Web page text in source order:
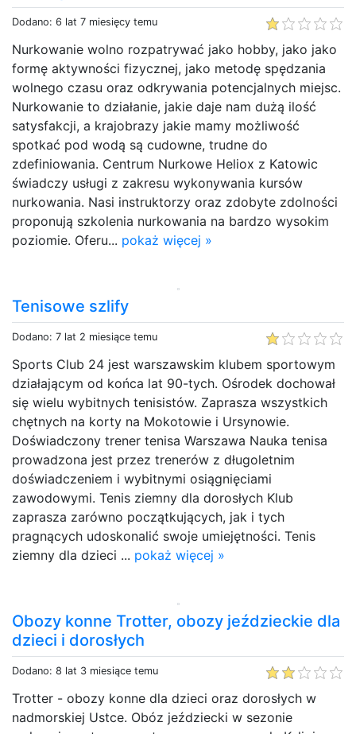
Dodano: 6 lat 7 miesięcy temu
Nurkowanie wolno rozpatrywać jako hobby, jako jako
formę aktywności fizycznej, jako metodę spędzania
wolnego czasu oraz odkrywania potencjalnych miejsc.
Nurkowanie to działanie, jakie daje nam dużą ilość
satysfakcji, a krajobrazy jakie mamy możliwość
spotkać pod wodą są cudowne, trudne do
zdefiniowania. Centrum Nurkowe Heliox z Katowic
świadczy usługi z zakresu wykonywania kursów
nurkowania. Nasi instruktorzy oraz zdobyte zdolności
proponują szkolenia nurkowania na bardzo wysokim
poziomie. Oferu... pokaż więcej »
Tenisowe szlify
Dodano: 7 lat 2 miesiące temu
Sports Club 24 jest warszawskim klubem sportowym
działającym od końca lat 90-tych. Ośrodek dochował
się wielu wybitnych tenisistów. Zaprasza wszystkich
chętnych na korty na Mokotowie i Ursynowie.
Doświadczony trener tenisa Warszawa Nauka tenisa
prowadzona jest przez trenerów z długoletnim
doświadczeniem i wybitnymi osiągnięciami
zawodowymi. Tenis ziemny dla dorosłych Klub
zaprasza zarówno początkujących, jak i tych
pragnących udoskonalić swoje umiejętności. Tenis
ziemny dla dzieci ... pokaż więcej »
Obozy konne Trotter, obozy jeździeckie dla
dzieci i dorosłych
Dodano: 8 lat 3 miesiące temu
Trotter - obozy konne dla dzieci oraz dorosłych w
nadmorskiej Ustce. Obóz jeździecki w sezonie